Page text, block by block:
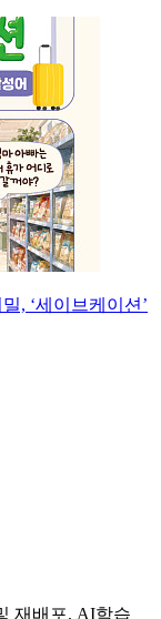
, ‘세이브케이션’
재배포, AI학습